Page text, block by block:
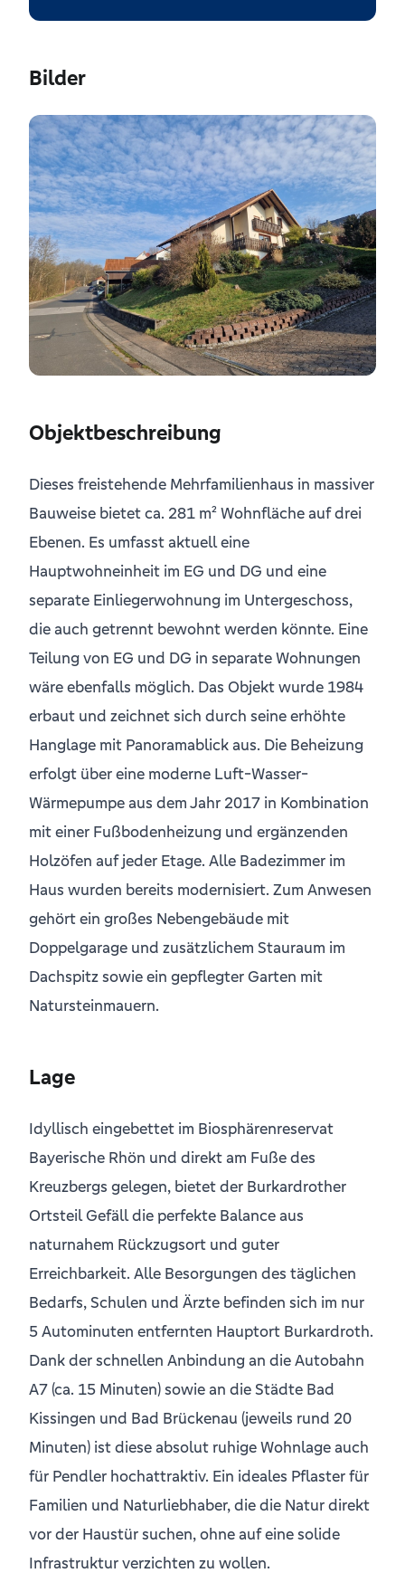
Bilder
Objektbeschreibung
Dieses freistehende Mehrfamilienhaus in massiver
Bauweise bietet ca. 281 m² Wohnfläche auf drei
Ebenen. Es umfasst aktuell eine
Hauptwohneinheit im EG und DG und eine
separate Einliegerwohnung im Untergeschoss,
die auch getrennt bewohnt werden könnte. Eine
Teilung von EG und DG in separate Wohnungen
wäre ebenfalls möglich. Das Objekt wurde 1984
erbaut und zeichnet sich durch seine erhöhte
Hanglage mit Panoramablick aus. Die Beheizung
erfolgt über eine moderne Luft-Wasser-
Wärmepumpe aus dem Jahr 2017 in Kombination
mit einer Fußbodenheizung und ergänzenden
Holzöfen auf jeder Etage. Alle Badezimmer im
Haus wurden bereits modernisiert. Zum Anwesen
gehört ein großes Nebengebäude mit
Doppelgarage und zusätzlichem Stauraum im
Dachspitz sowie ein gepflegter Garten mit
Natursteinmauern.
Lage
Idyllisch eingebettet im Biosphärenreservat
Bayerische Rhön und direkt am Fuße des
Kreuzbergs gelegen, bietet der Burkardrother
Ortsteil Gefäll die perfekte Balance aus
naturnahem Rückzugsort und guter
Erreichbarkeit. Alle Besorgungen des täglichen
Bedarfs, Schulen und Ärzte befinden sich im nur
5 Autominuten entfernten Hauptort Burkardroth.
Dank der schnellen Anbindung an die Autobahn
A7 (ca. 15 Minuten) sowie an die Städte Bad
Kissingen und Bad Brückenau (jeweils rund 20
Minuten) ist diese absolut ruhige Wohnlage auch
für Pendler hochattraktiv. Ein ideales Pflaster für
Familien und Naturliebhaber, die die Natur direkt
vor der Haustür suchen, ohne auf eine solide
Infrastruktur verzichten zu wollen.